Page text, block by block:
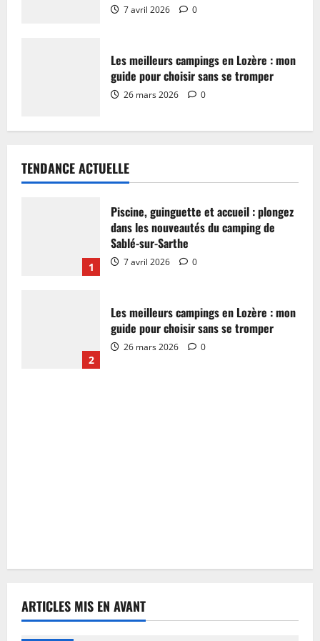
7 avril 2026 0
Les meilleurs campings en Lozère : mon
guide pour choisir sans se tromper
26 mars 2026 0
TENDANCE ACTUELLE
1
Piscine, guinguette et accueil : plongez
dans les nouveautés du camping de
Sablé-sur-Sarthe
7 avril 2026 0
2
Les meilleurs campings en Lozère : mon
guide pour choisir sans se tromper
26 mars 2026 0
ARTICLES MIS EN AVANT